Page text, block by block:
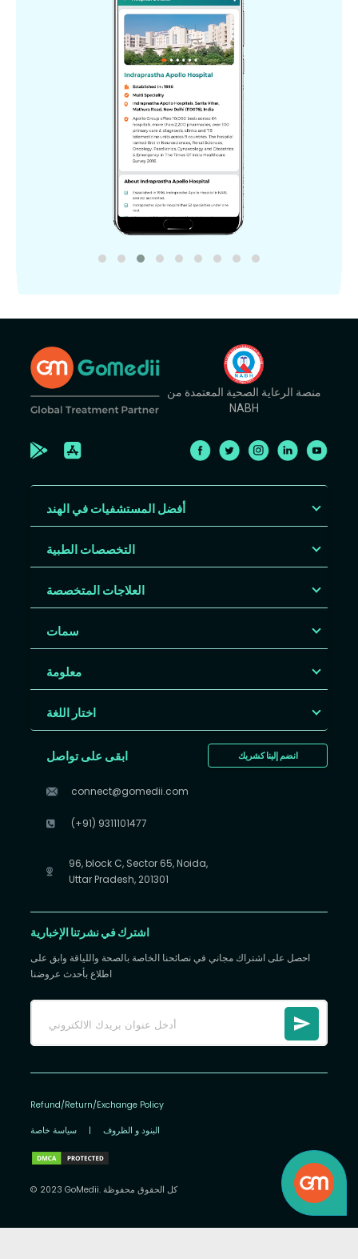
منصة الرعاية الصحية المعتمدة من
NABH
أفضل المستشفيات في الهند
التخصصات الطبية
العلاجات المتخصصة
سمات
معلومة
اختار اللغة
انضم إلينا كشريك ابقى على تواصل
connect@gomedii.com
(+91) 9311101477
96, block C, Sector 65, Noida,
Uttar Pradesh, 201301
اشترك في نشرتنا الإخبارية
احصل على اشتراك مجاني في نصائحنا الخاصة بالصحة واللياقة وابق على
اطلاع بأحدث عروضنا
Refund/Return/Exchange Policy
سياسة خاصة | البنود و الظروف
© 2023 GoMedii. كل الحقوق محفوظة